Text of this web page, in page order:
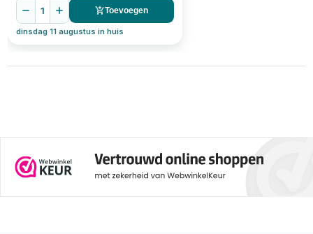
1 Toevoegen
dinsdag 11 augustus in huis